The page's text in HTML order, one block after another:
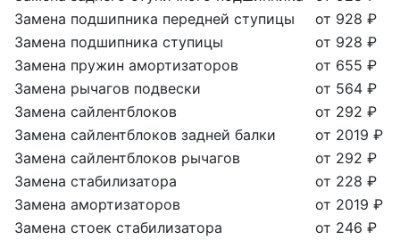
Замена подшипника передней ступицы
от 928 ₽
Замена подшипника ступицы
от 928 ₽
Замена пружин амортизаторов
от 655 ₽
Замена рычагов подвески
от 564 ₽
Замена сайлентблоков
от 292 ₽
Замена сайлентблоков задней балки
от 2019 ₽
Замена сайлентблоков рычагов
от 292 ₽
Замена стабилизатора
от 228 ₽
Замена амортизаторов
от 2019 ₽
Замена стоек стабилизатора
от 246 ₽